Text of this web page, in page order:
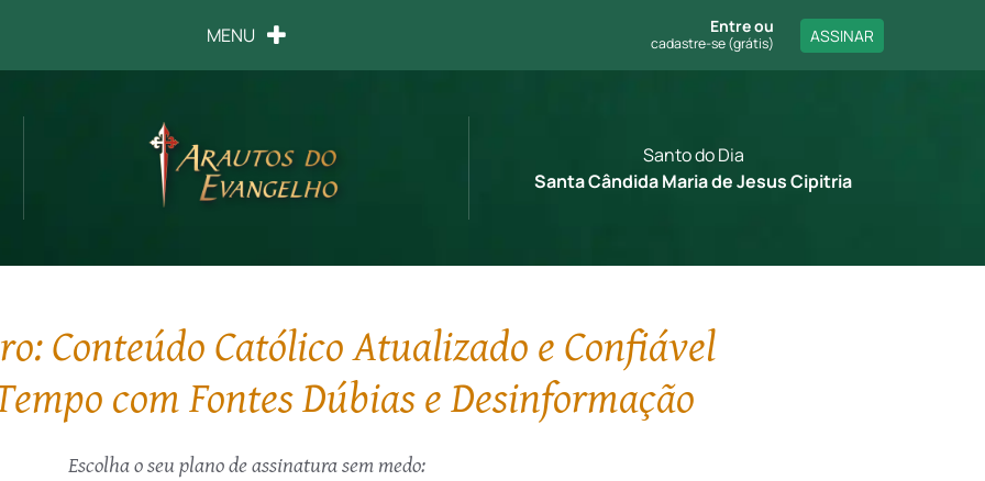
MENU Entreou
cadastre-se (grátis) ASSINAR
Santo do Dia
Santa Cândida Maria de Jesus Cipitria
Conteúdo Católico Atualizado e Confiável
com Fontes Dúbias e Desinformação
Escolha o seu plano de assinatura sem medo: